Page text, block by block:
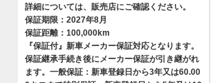
詳細については、販売店にご確認ください。
保証期限：2027年8月
保証距離：100,000km
『保証付』新車メーカー保証対応となります。
保証継承手続き後にメーカー保証が引き継がれ
ます。一般保証：新車登録日から3年又は60.00